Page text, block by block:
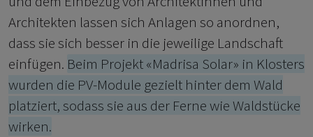
Architekten lassen sich Anlagen so anordnen,
dass sie sich besser in die jeweilige Landschaft
einfügen. Beim Projekt «Madrisa Solar» in Klosters
wurden die PV-Module gezielt hinter dem Wald
platziert, sodass sie aus der Ferne wie Waldstücke
wirken.